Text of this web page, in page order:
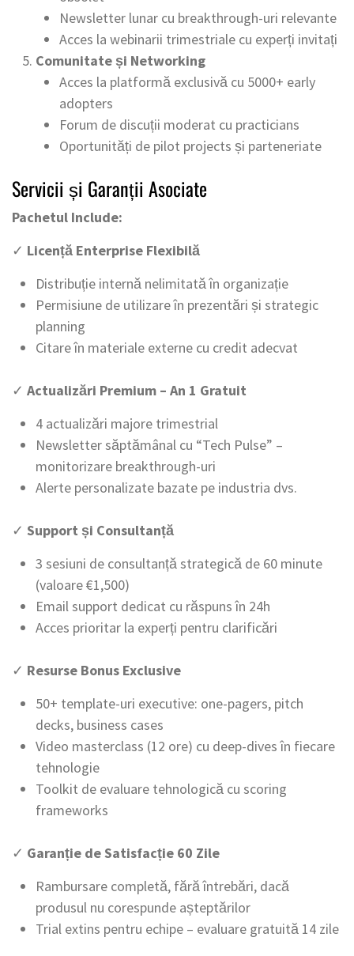
Newsletter lunar cu breakthrough-uri relevante
Acces la webinarii trimestriale cu experți invitați
Comunitate și Networking
Acces la platformă exclusivă cu 5000+ early
adopters
Forum de discuții moderat cu practicians
Oportunități de pilot projects și parteneriate
Servicii și Garanții Asociate
Pachetul Include:
✓ Licență Enterprise Flexibilă
Distribuție internă nelimitată în organizație
Permisiune de utilizare în prezentări și strategic
planning
Citare în materiale externe cu credit adecvat
✓ Actualizări Premium – An 1 Gratuit
4 actualizări majore trimestrial
Newsletter săptămânal cu “Tech Pulse” –
monitorizare breakthrough-uri
Alerte personalizate bazate pe industria dvs.
✓ Support și Consultanță
3 sesiuni de consultanță strategică de 60 minute
(valoare €1,500)
Email support dedicat cu răspuns în 24h
Acces prioritar la experți pentru clarificări
✓ Resurse Bonus Exclusive
50+ template-uri executive: one-pagers, pitch
decks, business cases
Video masterclass (12 ore) cu deep-dives în fiecare
tehnologie
Toolkit de evaluare tehnologică cu scoring
frameworks
✓ Garanție de Satisfacție 60 Zile
Rambursare completă, fără întrebări, dacă
produsul nu corespunde așteptărilor
Trial extins pentru echipe – evaluare gratuită 14 zile